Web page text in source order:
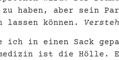
haben, aber sein
lassen können.
ich in einen Sack
ist die Hölle.